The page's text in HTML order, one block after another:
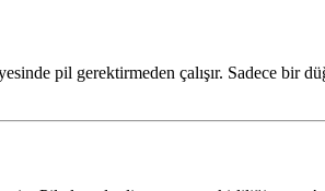
pil gerektirmeden çalışır. Sadece bir